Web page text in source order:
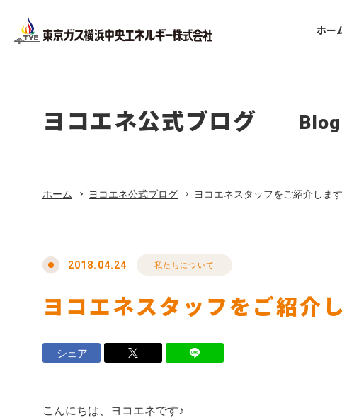
ホー
法人のお客さま
会社案内
リフォーム
東京ガスの電気
ロイヤル会員サービス
ヨコエネ公式ブログ Blog
ホーム ヨコエネ公式ブログ ヨコエネスタッフをご紹介しま
2018.04.24 私たちについて
ヨコエネスタッフをご紹介
シェア
こんにちは、ヨコエネです♪